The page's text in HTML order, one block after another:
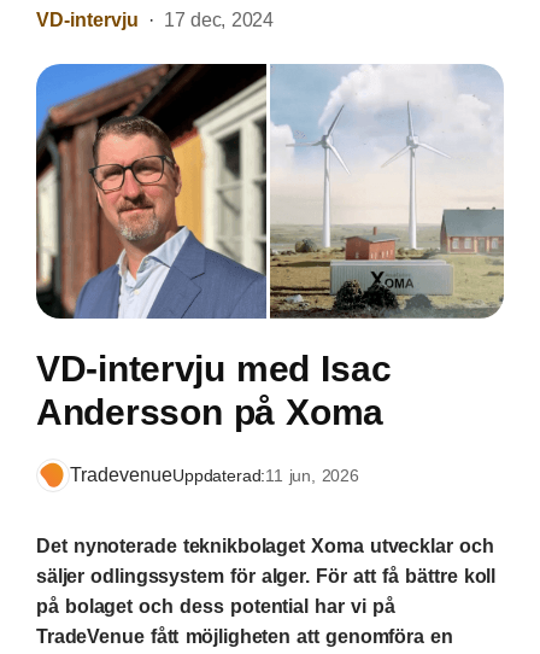
VD-intervju 17 dec, 2024
VD-intervju med Isac
Andersson på Xoma
TradevenueUppdaterad:11 jun, 2026
Det nynoterade teknikbolaget Xoma utvecklar och
säljer odlingssystem för alger. För att få bättre koll
på bolaget och dess potential har vi på
TradeVenue fått möjligheten att genomföra en